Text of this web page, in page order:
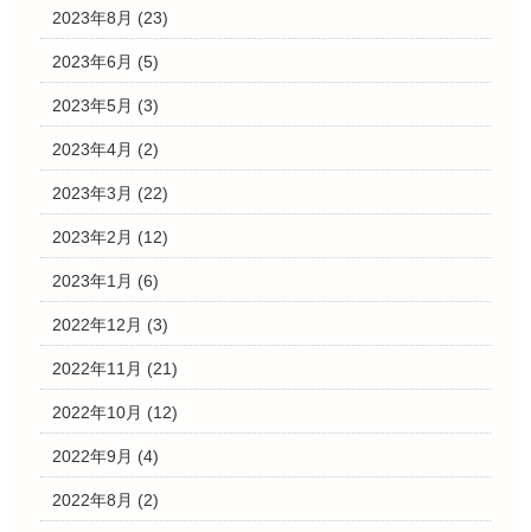
2023年8月 (23)
2023年6月 (5)
2023年5月 (3)
2023年4月 (2)
2023年3月 (22)
2023年2月 (12)
2023年1月 (6)
2022年12月 (3)
2022年11月 (21)
2022年10月 (12)
2022年9月 (4)
2022年8月 (2)